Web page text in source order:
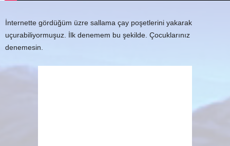
İnternette gördüğüm üzre sallama çay poşetlerini yakarak
uçurabiliyormuşuz. İlk denemem bu şekilde. Çocuklarınız
denemesin.